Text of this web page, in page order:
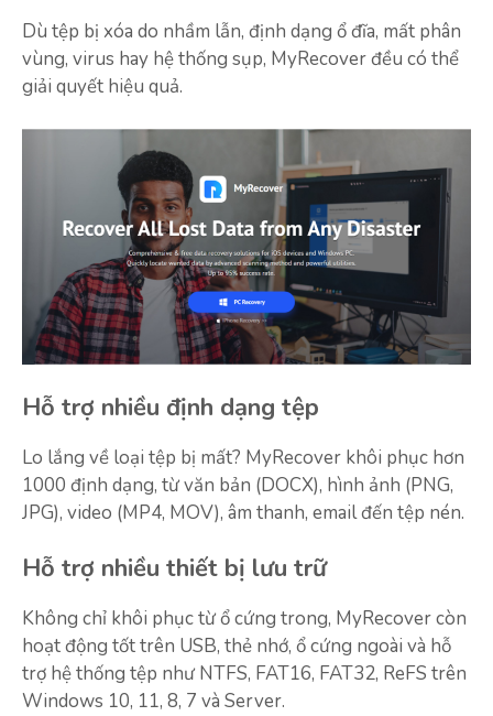
Dù tệp bị xóa do nhầm lẫn, định dạng ổ đĩa, mất phân
vùng, virus hay hệ thống sụp, MyRecover đều có thể
giải quyết hiệu quả.
Hỗ trợ nhiều định dạng tệp
Lo lắng về loại tệp bị mất? MyRecover khôi phục hơn
1000 định dạng, từ văn bản (DOCX), hình ảnh (PNG,
JPG), video (MP4, MOV), âm thanh, email đến tệp nén.
Hỗ trợ nhiều thiết bị lưu trữ
Không chỉ khôi phục từ ổ cứng trong, MyRecover còn
hoạt động tốt trên USB, thẻ nhớ, ổ cứng ngoài và hỗ
trợ hệ thống tệp như NTFS, FAT16, FAT32, ReFS trên
Windows 10, 11, 8, 7 và Server.